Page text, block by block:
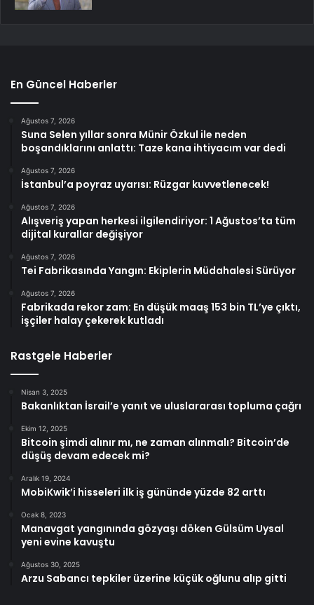
En Güncel Haberler
Ağustos 7, 2026
Suna Selen yıllar sonra Münir Özkul ile neden
boşandıklarını anlattı: Taze kana ihtiyacım var dedi
Ağustos 7, 2026
İstanbul’a poyraz uyarısı: Rüzgar kuvvetlenecek!
Ağustos 7, 2026
Alışveriş yapan herkesi ilgilendiriyor: 1 Ağustos’ta tüm
dijital kurallar değişiyor
Ağustos 7, 2026
Tei Fabrikasında Yangın: Ekiplerin Müdahalesi Sürüyor
Ağustos 7, 2026
Fabrikada rekor zam: En düşük maaş 153 bin TL’ye çıktı,
işçiler halay çekerek kutladı
Rastgele Haberler
Nisan 3, 2025
Bakanlıktan İsrail’e yanıt ve uluslararası topluma çağrı
Ekim 12, 2025
Bitcoin şimdi alınır mı, ne zaman alınmalı? Bitcoin’de
düşüş devam edecek mi?
Aralık 19, 2024
MobiKwik’i hisseleri ilk iş gününde yüzde 82 arttı
Ocak 8, 2023
Manavgat yangınında gözyaşı döken Gülsüm Uysal
yeni evine kavuştu
Ağustos 30, 2025
Arzu Sabancı tepkiler üzerine küçük oğlunu alıp gitti